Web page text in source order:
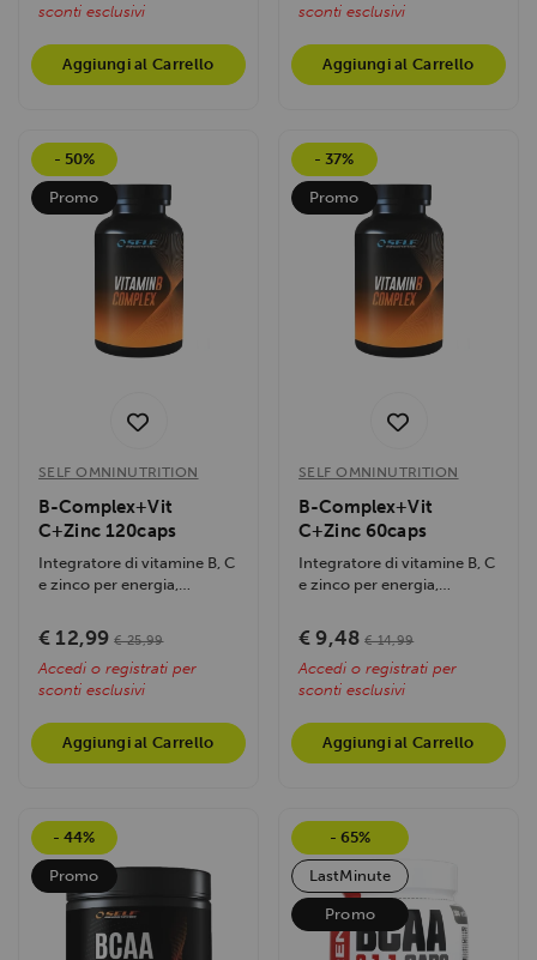
sconti esclusivi
Aggiungi al Carrello
sconti esclusivi
Aggiungi al Carrello
- 50%
Promo
SELF OMNINUTRITION
B-Complex+Vit
C+Zinc 120caps
Integratore di vitamine B, C
e zinco per energia,
immunitarie....
€ 12,99 € 25,99
Accedi o registrati per
sconti esclusivi
Aggiungi al Carrello
- 37%
Promo
SELF OMNINUTRITION
B-Complex+Vit
C+Zinc 60caps
Integratore di vitamine B, C
e zinco per energia,
immunitarie....
€ 9,48 € 14,99
Accedi o registrati per
sconti esclusivi
Aggiungi al Carrello
- 44%
Promo
- 65%
LastMinute
Promo